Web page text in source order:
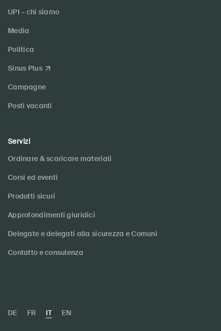
UPI – chi siamo
Media
Politica
Sinus Plus
Campagne
Posti vacanti
Servizi
Ordinare & scaricare materiali
Corsi ed eventi
Prodotti sicuri
Approfondimenti giuridici
Delegate e delegati alla sicurezza e Comuni
Contatto e consulenza
DE FR IT EN